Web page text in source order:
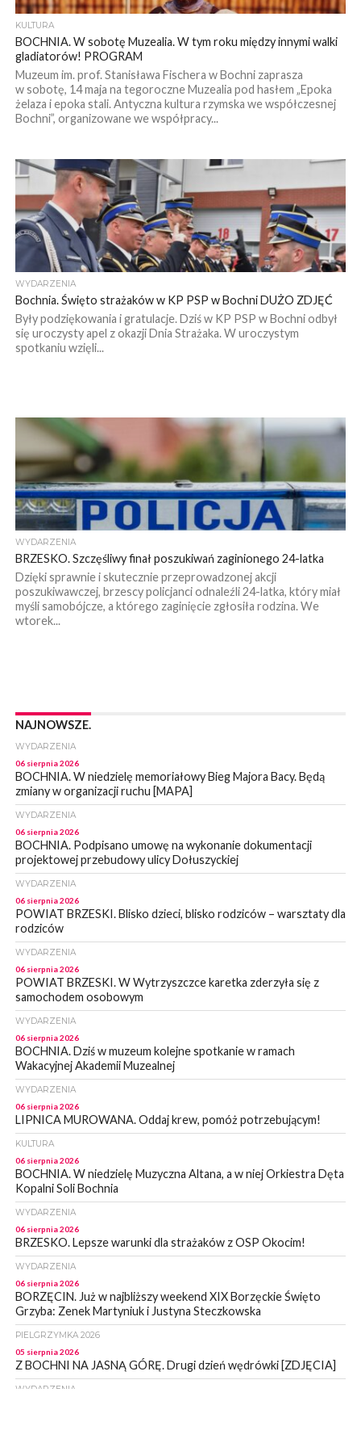
KULTURA
BOCHNIA. W sobotę Muzealia. W tym roku między innymi walki
gladiatorów! PROGRAM
Muzeum im. prof. Stanisława Fischera w Bochni zaprasza
w sobotę, 14 maja na tegoroczne Muzealia pod hasłem „Epoka
żelaza i epoka stali. Antyczna kultura rzymska we współczesnej
Bochni”, organizowane we współpracy...
WYDARZENIA
Bochnia. Święto strażaków w KP PSP w Bochni DUŻO ZDJĘĆ
Były podziękowania i gratulacje. Dziś w KP PSP w Bochni odbył
się uroczysty apel z okazji Dnia Strażaka. W uroczystym
spotkaniu wzięli...
WYDARZENIA
BRZESKO. Szczęśliwy finał poszukiwań zaginionego 24-latka
Dzięki sprawnie i skutecznie przeprowadzonej akcji
poszukiwawczej, brzescy policjanci odnaleźli 24-latka, który miał
myśli samobójcze, a którego zaginięcie zgłosiła rodzina. We
wtorek...
NAJNOWSZE.
WYDARZENIA
06 sierpnia 2026
BOCHNIA. W niedzielę memoriałowy Bieg Majora Bacy. Będą
zmiany w organizacji ruchu [MAPA]
WYDARZENIA
06 sierpnia 2026
BOCHNIA. Podpisano umowę na wykonanie dokumentacji
projektowej przebudowy ulicy Dołuszyckiej
WYDARZENIA
06 sierpnia 2026
POWIAT BRZESKI. Blisko dzieci, blisko rodziców – warsztaty dla
rodziców
WYDARZENIA
06 sierpnia 2026
POWIAT BRZESKI. W Wytrzyszczce karetka zderzyła się z
samochodem osobowym
WYDARZENIA
06 sierpnia 2026
BOCHNIA. Dziś w muzeum kolejne spotkanie w ramach
Wakacyjnej Akademii Muzealnej
WYDARZENIA
06 sierpnia 2026
LIPNICA MUROWANA. Oddaj krew, pomóż potrzebującym!
KULTURA
06 sierpnia 2026
BOCHNIA. W niedzielę Muzyczna Altana, a w niej Orkiestra Dęta
Kopalni Soli Bochnia
WYDARZENIA
06 sierpnia 2026
BRZESKO. Lepsze warunki dla strażaków z OSP Okocim!
WYDARZENIA
06 sierpnia 2026
BORZĘCIN. Już w najbliższy weekend XIX Borzęckie Święto
Grzyba: Zenek Martyniuk i Justyna Steczkowska
PIELGRZYMKA 2026
05 sierpnia 2026
Z BOCHNI NA JASNĄ GÓRĘ. Drugi dzień wędrówki [ZDJĘCIA]
WYDARZENIA